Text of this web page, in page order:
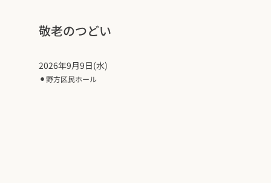
敬老のつどい
2026年9月9日(水)
⚫︎野方区民ホール